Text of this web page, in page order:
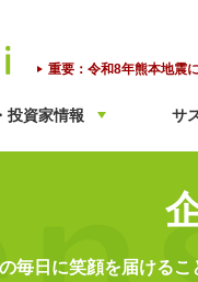
重要：令和8年熊本地震
投資家情報 サ
毎日に笑顔を届ける